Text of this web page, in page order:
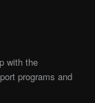
with the
programs and